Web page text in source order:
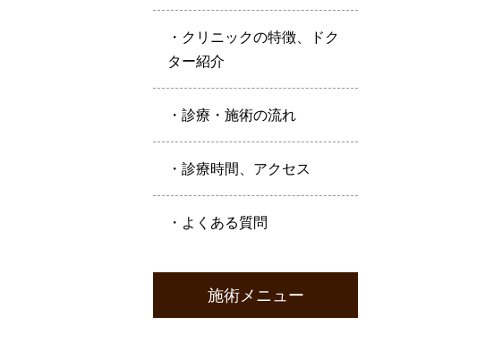
・クリニックの特徴、ドク
ター紹介
・診療・施術の流れ
・診療時間、アクセス
・よくある質問
施術メニュー